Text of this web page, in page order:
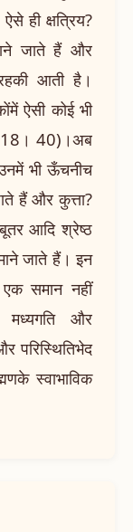
ही क्षत्रिय?
जाते हैं और
आती है।
ऐसी कोई भी
(18। 40)।अब
भी ऊँचनीच
हैं और कुत्ता?
आदि श्रेष्ठ
जाते हैं। इन
समान नहीं
मध्यगति और
परिस्थितिभेद
स्वाभाविक